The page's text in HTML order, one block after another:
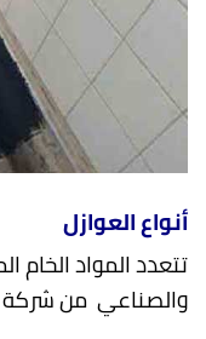
أنواع العوازل
تتعدد المواد الخام
والصناعي من شركة